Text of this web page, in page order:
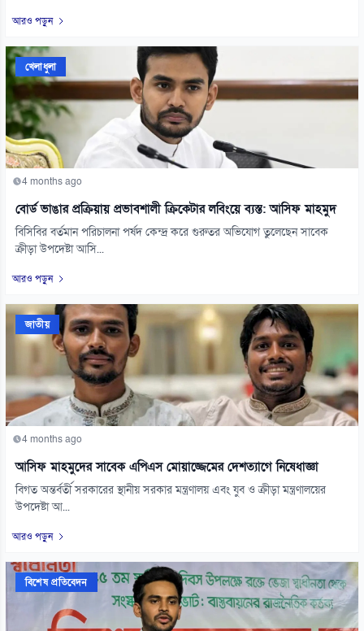
আরও পড়ুন
খেলাধুলা
4 months ago
বোর্ড ভাঙার প্রক্রিয়ায় প্রভাবশালী ক্রিকেটার লবিংয়ে ব্যস্ত: আসিফ মাহমুদ
বিসিবির বর্তমান পরিচালনা পর্ষদ কেন্দ্র করে গুরুতর অভিযোগ তুলেছেন সাবেক
ক্রীড়া উপদেষ্টা আসি...
আরও পড়ুন
জাতীয়
4 months ago
আসিফ মাহমুদের সাবেক এপিএস মোয়াজ্জেমের দেশত্যাগে নিষেধাজ্ঞা
বিগত অন্তর্বর্তী সরকারের স্থানীয় সরকার মন্ত্রণালয় এবং যুব ও ক্রীড়া মন্ত্রণালয়ের
উপদেষ্টা আ...
আরও পড়ুন
বিশেষ প্রতিবেদন